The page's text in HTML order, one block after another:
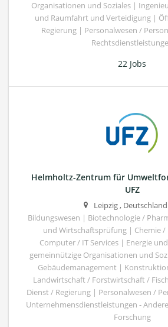
Organisationen und Soziales |
und Raumfahrt und Verteidigung |
Regierung | Personalwesen /
22 Jobs
Helmholtz-Zentrum für
UFZ
Leipzig, Deutschland
Bildungswesen | Biotechnologie /
und Wirtschaftsprüfung | Chemie /
Computer / IT Services | Energie
gemeinnützige Organisationen und
Gebäudemanagement |
Landwirtschaft / Forstwirtschaft /
Dienst / Regierung | Personalwesen /
Unternehmensdienstleistungen -
Forschung